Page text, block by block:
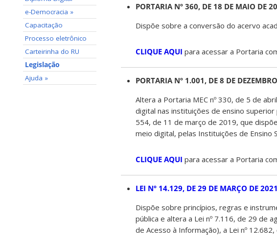
e-Democracia »
Capacitação
Processo eletrônico
Carteirinha do RU
Legislação
Ajuda »
PORTARIA Nº 360, DE 18 DE MAIO DE
Dispõe sobre a conversão do acervo
CLIQUE AQUI para acessar a Portaria
PORTARIA Nº 1.001, DE 8 DE
Altera a Portaria MEC nº 330, de 5 de
digital nas instituições de ensino
554, de 11 de março de 2019, que
meio digital, pelas Instituições de Ensino
CLIQUE AQUI para acessar a Portaria
LEI Nº 14.129, DE 29 DE MARÇO DE 2021
Dispõe sobre princípios, regras e
pública e altera a Lei nº 7.116, de 29 de
de Acesso à Informação), a Lei nº